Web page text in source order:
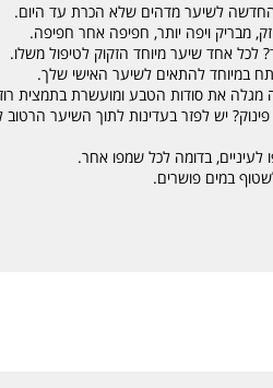
לשיער מדהים שלא הכרת עד היום.
מבריק ויפה יותר, חפיפה אחר חפיפה.
לכל אחד שיער מיוחד הזקוק לטיפול משלו.
במיוחד להתאים לשיער האישי שלך.
מגלה את סודות הטבע ומועשרת בתמצית
יש לפזר בעדינות לתוך השיער
בדומה לכל שמפו אחר.
במים פושרים.